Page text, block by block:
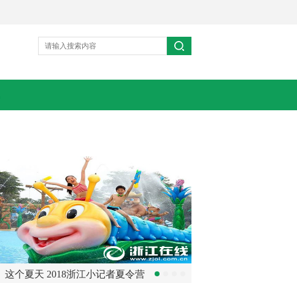
这个夏天 2018浙江小记者夏令营